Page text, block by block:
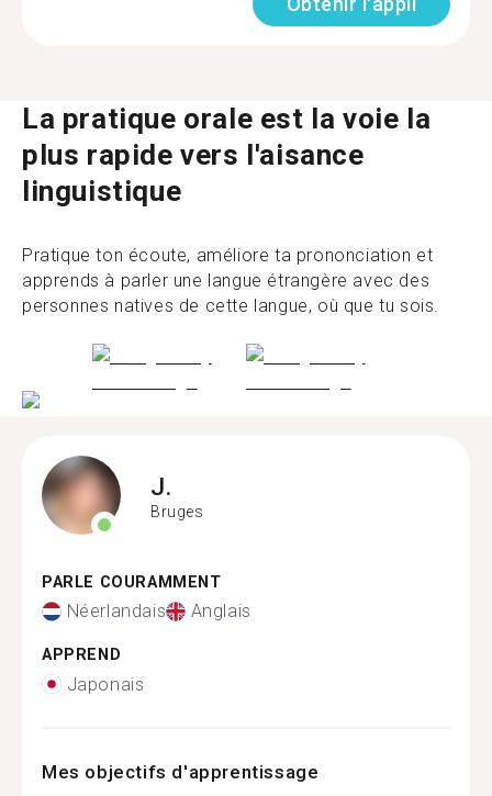
La pratique orale est la voie la
plus rapide vers l'aisance
linguistique
Pratique ton écoute, améliore ta prononciation et
apprends à parler une langue étrangère avec des
personnes natives de cette langue, où que tu sois.
J.
Bruges
PARLE COURAMMENT
Néerlandais Anglais
APPREND
Japonais
Mes objectifs d'apprentissage